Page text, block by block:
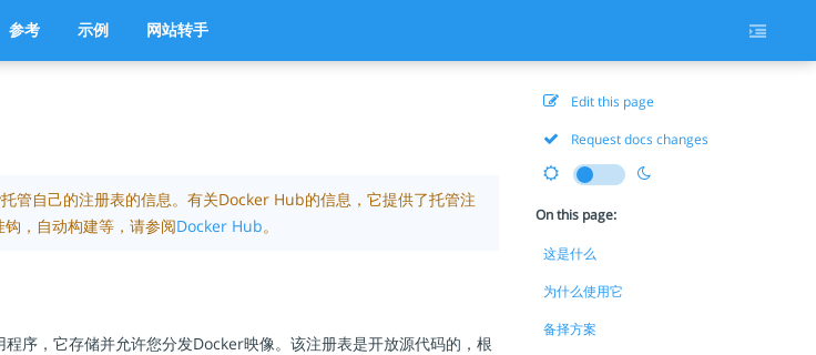
参考 示例 网站转手
管自己的注册表的信息。有关Docker Hub的信息，它提供了托管注
，自动构建等，请参阅Docker Hub。
序，它存储并允许您分发Docker映像。该注册表是开放源代码的，根
Edit this page
Request docs changes
On this page:
这是什么
为什么使用它
备择方案